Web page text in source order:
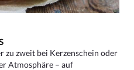
zu zweit bei Kerzenschein oder
Atmosphäre – auf